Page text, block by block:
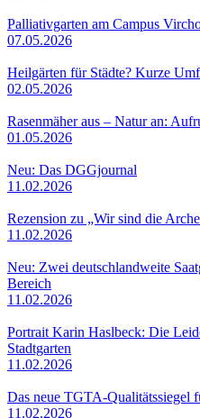
Palliativgarten am Campus
07.05.2026
Heilgärten für Städte? Kurze
02.05.2026
Rasenmäher aus – Natur an:
01.05.2026
Neu: Das DGGjournal
11.02.2026
Rezension zu „Wir sind die
11.02.2026
Neu: Zwei deutschlandweite
Bereich
11.02.2026
Portrait Karin Haslbeck: Die
Stadtgarten
11.02.2026
Das neue TGTA-Qualitätssiegel
11.02.2026